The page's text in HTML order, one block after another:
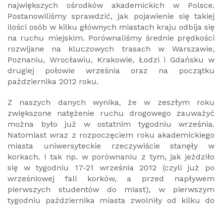
największych ośrodków akademickich w Polsce.
Postanowiliśmy sprawdzić, jak pojawienie się takiej
ilości osób w kilku głównych miastach kraju odbija się
na ruchu miejskim. Porównaliśmy średnie prędkości
rozwijane na kluczowych trasach w Warszawie,
Poznaniu, Wrocławiu, Krakowie, Łodzi i Gdańsku w
drugiej połowie września oraz na początku
października 2012 roku.
Z naszych danych wynika, że w zeszłym roku
zwiększone natężenie ruchu drogowego zauważyć
można było już w ostatnim tygodniu września.
Natomiast wraz z rozpoczęciem roku akademickiego
miasta uniwersyteckie rzeczywiście stanęły w
korkach. I tak np. w porównaniu z tym, jak jeździło
się w tygodniu 17-21 września 2012 (czyli już po
wrześniowej fali korków, a przed napływem
pierwszych studentów do miast), w pierwszym
tygodniu października miasta zwolniły od kilku do